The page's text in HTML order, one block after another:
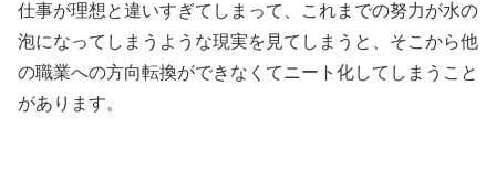
仕事が理想と違いすぎてしまって、これまでの努力が水の
泡になってしまうような現実を見てしまうと、そこから他
の職業への方向転換ができなくてニート化してしまうこと
があります。